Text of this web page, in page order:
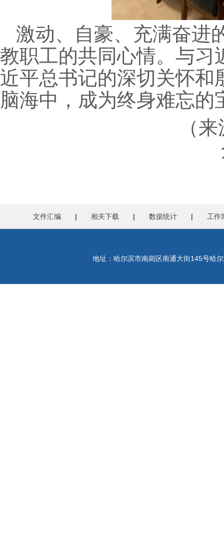
激动、自豪、充满奋进
教职工的共同心情。与习
近平总书记的深切关怀和
脑海中，成为终身难忘的
（来源：哈尔
文件汇编 | 相关下载 | 数据统计 | 工作
地址：哈尔滨市南岗区南通大街145号哈